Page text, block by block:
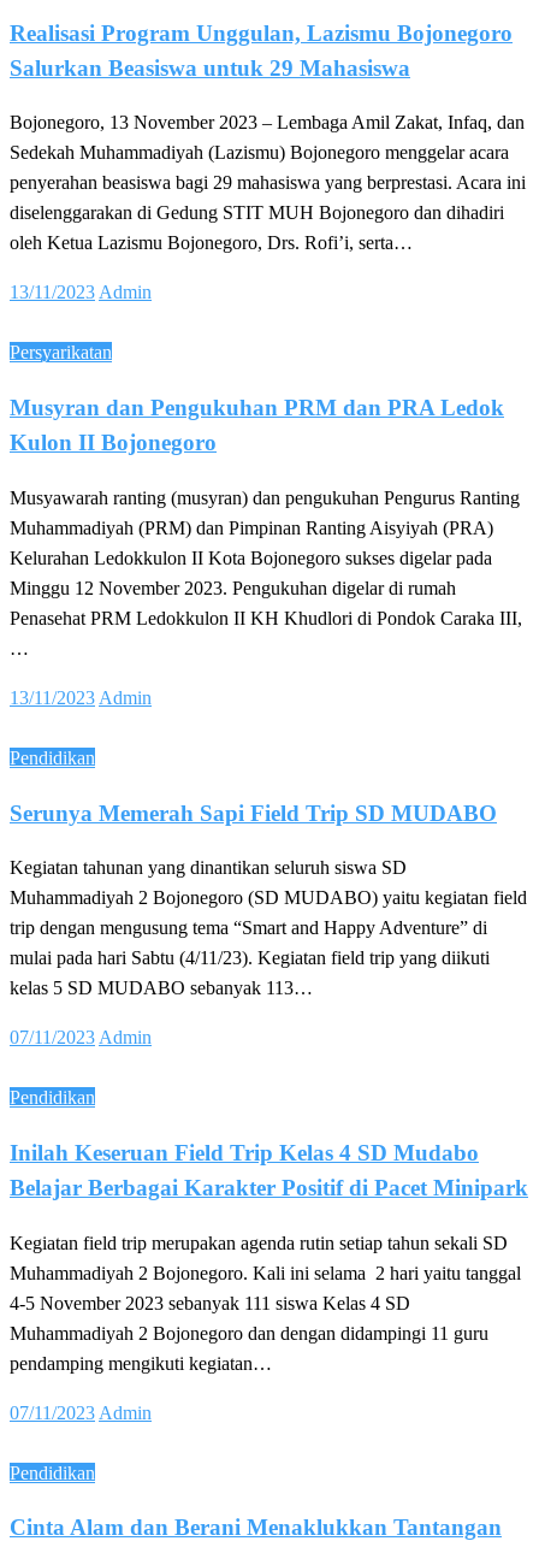
Realisasi Program Unggulan, Lazismu Bojonegoro
Salurkan Beasiswa untuk 29 Mahasiswa
Bojonegoro, 13 November 2023 – Lembaga Amil Zakat, Infaq, dan
Sedekah Muhammadiyah (Lazismu) Bojonegoro menggelar acara
penyerahan beasiswa bagi 29 mahasiswa yang berprestasi. Acara ini
diselenggarakan di Gedung STIT MUH Bojonegoro dan dihadiri
oleh Ketua Lazismu Bojonegoro, Drs. Rofi’i, serta…
Posted
13/11/2023 Admin
Persyarikatan
Musyran dan Pengukuhan PRM dan PRA Ledok
Kulon II Bojonegoro
Musyawarah ranting (musyran) dan pengukuhan Pengurus Ranting
Muhammadiyah (PRM) dan Pimpinan Ranting Aisyiyah (PRA)
Kelurahan Ledokkulon II Kota Bojonegoro sukses digelar pada
Minggu 12 November 2023. Pengukuhan digelar di rumah
Penasehat PRM Ledokkulon II KH Khudlori di Pondok Caraka III,
…
Posted
13/11/2023 Admin
Pendidikan
Serunya Memerah Sapi Field Trip SD MUDABO
Kegiatan tahunan yang dinantikan seluruh siswa SD
Muhammadiyah 2 Bojonegoro (SD MUDABO) yaitu kegiatan field
trip dengan mengusung tema “Smart and Happy Adventure” di
mulai pada hari Sabtu (4/11/23). Kegiatan field trip yang diikuti
kelas 5 SD MUDABO sebanyak 113…
Posted
07/11/2023 Admin
Pendidikan
Inilah Keseruan Field Trip Kelas 4 SD Mudabo
Belajar Berbagai Karakter Positif di Pacet Minipark
Kegiatan field trip merupakan agenda rutin setiap tahun sekali SD
Muhammadiyah 2 Bojonegoro. Kali ini selama 2 hari yaitu tanggal
4-5 November 2023 sebanyak 111 siswa Kelas 4 SD
Muhammadiyah 2 Bojonegoro dan dengan didampingi 11 guru
pendamping mengikuti kegiatan…
Posted
07/11/2023 Admin
Pendidikan
Cinta Alam dan Berani Menaklukkan Tantangan